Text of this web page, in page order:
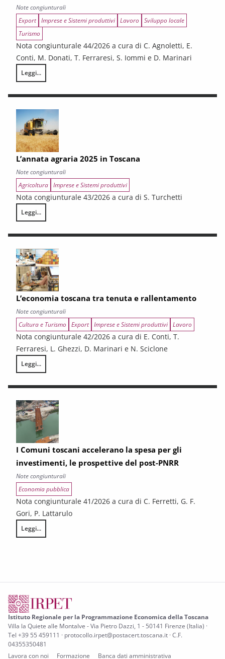
Note congiunturali
Export Imprese e Sistemi produttivi Lavoro Sviluppo locale
Turismo
Nota congiunturale 44/2026 a cura di C. Agnoletti, E.
Conti, M. Donati, T. Ferraresi, S. Iommi e D. Marinari
Leggi...
LA CONGIUNTURA NELLE PROVINCE TOSCANE
L’annata agraria 2025 in Toscana
Note congiunturali
Agricoltura Imprese e Sistemi produttivi
Nota congiunturale 43/2026 a cura di S. Turchetti
Leggi...
L’annata agraria 2025 in Toscana
L’economia toscana tra tenuta e rallentamento
Note congiunturali
Cultura e Turismo Export Imprese e Sistemi produttivi Lavoro
Nota congiunturale 42/2026 a cura di E. Conti, T.
Ferraresi, L. Ghezzi, D. Marinari e N. Sciclone
Leggi...
L’economia toscana tra tenuta e rallentamento
I Comuni toscani accelerano la spesa per gli
investimenti, le prospettive del post-PNRR
Note congiunturali
Economia pubblica
Nota congiunturale 41/2026 a cura di C. Ferretti, G. F.
Gori, P. Lattarulo
Leggi...
I Comuni toscani accelerano la spesa per gli investimenti, le
Istituto Regionale per la Programmazione Economica della Toscana
Villa la Quiete alle Montalve - Via Pietro Dazzi, 1 - 50141 Firenze (Italia) ·
Tel +39 55 459111 · protocollo.irpet@postacert.toscana.it · C.F.
04355350481
Lavora con noi
Formazione Banca dati amministrativa